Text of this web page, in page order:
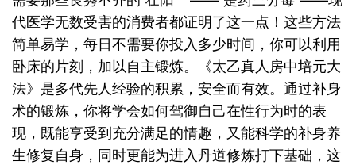
代医学无数受害的消费者都证明了这一点！这些方法
简单易学，每日不需要你投入多少时间，你可以利用
卧床的片刻，加以自主锻炼。《太乙真人房中培元大
法》是多代先人经验的积累，安全而有效。通过补身
术的锻炼，你将学会如何驾御自己在性行为时的表
现，既能享受到充分满足的情趣，又能科学的补身养
生修复自身，同时更能为进入丹道修炼打下基础，这